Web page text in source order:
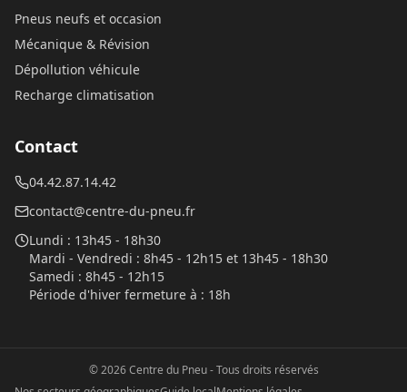
Pneus neufs et occasion
Mécanique & Révision
Dépollution véhicule
Recharge climatisation
Contact
04.42.87.14.42
contact@centre-du-pneu.fr
Lundi : 13h45 - 18h30
Mardi - Vendredi : 8h45 - 12h15 et 13h45 - 18h30
Samedi : 8h45 - 12h15
Période d'hiver fermeture à : 18h
©2026 Centre du Pneu- Tous droits réservés